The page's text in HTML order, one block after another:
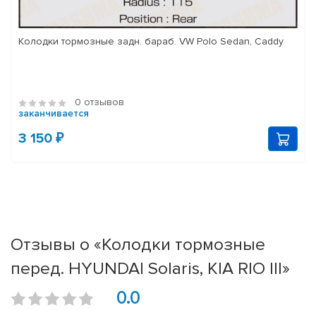
Колодки тормозные задн. бараб. VW Polo Sedan, Caddy
0 отзывов
заканчивается
3 150 ₽
Отзывы о «Колодки тормозные
перед. HYUNDAI Solaris, KIA RIO III»
0.0